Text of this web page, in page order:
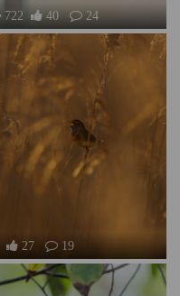
722 40 24
27 19